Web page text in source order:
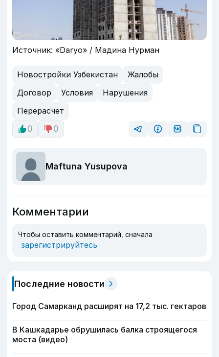
Источник: «Daryo» / Мадина Нурман
Новостройки Узбекистан
Жалобы
Договор
Условия
Нарушения
Перерасчет
0
0
Maftuna Yusupova
Комментарии
Чтобы оставить комментарий, сначала
зарегистрируйтесь
Последние новости
Город Самарканд расширят на 17,2 тыс. гектаров
В Кашкадарье обрушилась балка строящегося
моста (видео)